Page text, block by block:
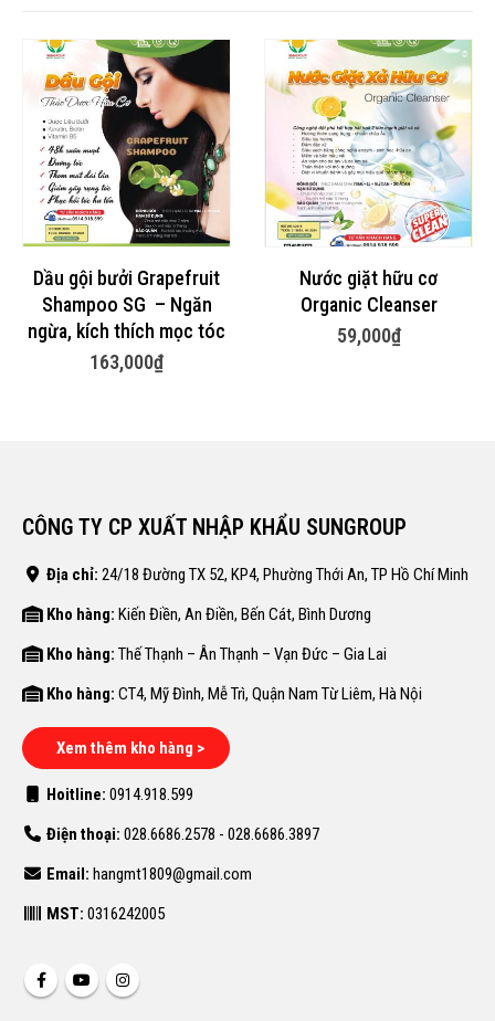
Dầu gội bưởi Grapefruit
Shampoo SG – Ngăn
ngừa, kích thích mọc tóc
163,000₫
Nước giặt hữu cơ
Organic Cleanser
59,000₫
CÔNG TY CP XUẤT NHẬP KHẨU SUNGROUP
Địa chỉ: 24/18 Đường TX 52, KP4, Phường Thới An, TP Hồ Chí Minh
Kho hàng: Kiến Điền, An Điền, Bến Cát, Bình Dương
Kho hàng: Thế Thạnh – Ân Thạnh – Vạn Đức – Gia Lai
Kho hàng: CT4, Mỹ Đình, Mễ Trì, Quận Nam Từ Liêm, Hà Nội
Xem thêm kho hàng >
Hoitline: 0914.918.599
Điện thoại: 028.6686.2578 - 028.6686.3897
Email: hangmt1809@gmail.com
MST: 0316242005